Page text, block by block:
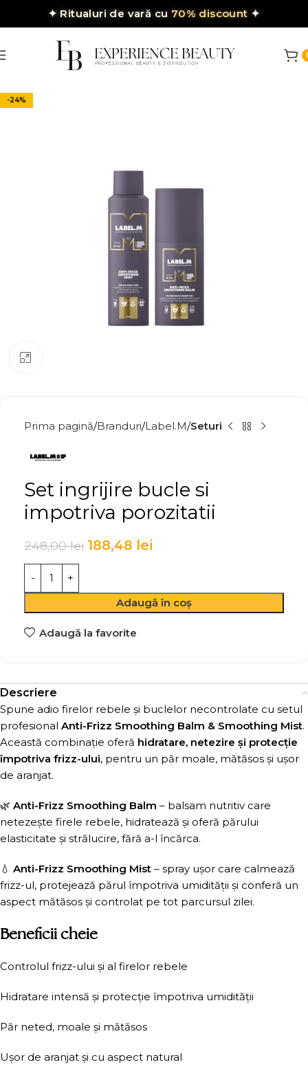
✦ Ritualuri de vară cu 70% discount ✦
-24%
Prima pagină Branduri Label.M Seturi
Set ingrijire bucle si
impotriva porozitatii
248,00lei 188,48 lei
Adaugă în coș
Adaugă la favorite
Descriere
Spune adio firelor rebele și buclelor necontrolate cu setul
profesional Anti-Frizz Smoothing Balm & Smoothing Mist.
Această combinație oferă hidratare, netezire și protecție
împotriva frizz-ului, pentru un păr moale, mătăsos și ușor
de aranjat.
🌿 Anti-Frizz Smoothing Balm – balsam nutritiv care
netezește firele rebele, hidratează și oferă părului
elasticitate și strălucire, fără a-l încărca.
💧 Anti-Frizz Smoothing Mist – spray ușor care calmează
frizz-ul, protejează părul împotriva umidității și conferă un
aspect mătăsos și controlat pe tot parcursul zilei.
Beneficii cheie
Controlul frizz-ului și al firelor rebele
Hidratare intensă și protecție împotriva umidității
Păr neted, moale și mătăsos
Ușor de aranjat și cu aspect natural